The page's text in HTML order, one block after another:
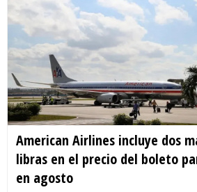
American Airlines incluye dos
libras en el precio del boleto
en agosto